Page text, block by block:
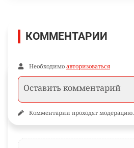
КОММЕНТАРИИ
Необходимо авторизоваться
Комментарии проходят модерацию.